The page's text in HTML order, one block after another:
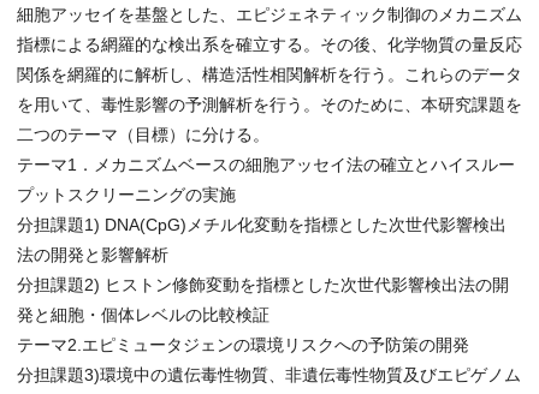
細胞アッセイを基盤とした、エピジェネティック制御のメカニズム
指標による網羅的な検出系を確立する。その後、化学物質の量反応
関係を網羅的に解析し、構造活性相関解析を行う。これらのデータ
を用いて、毒性影響の予測解析を行う。そのために、本研究課題を
二つのテーマ（目標）に分ける。
テーマ1．メカニズムベースの細胞アッセイ法の確立とハイスルー
プットスクリーニングの実施
分担課題1) DNA(CpG)メチル化変動を指標とした次世代影響検出
法の開発と影響解析
分担課題2) ヒストン修飾変動を指標とした次世代影響検出法の開
発と細胞・個体レベルの比較検証
テーマ2.エピミュータジェンの環境リスクへの予防策の開発
分担課題3)環境中の遺伝毒性物質、非遺伝毒性物質及びエピゲノム